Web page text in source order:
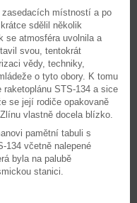
místností a po
sdělil několik
se atmosféra uvolnila a
svou, tentokrát
vědy, techniky,
o tyto obory. K tomu
STS-134 a sice
se její rodiče opakovaně
vlastně docela blízko.
pamětní tabuli s
134 včetně nalepené
byla na palubě
stanici.